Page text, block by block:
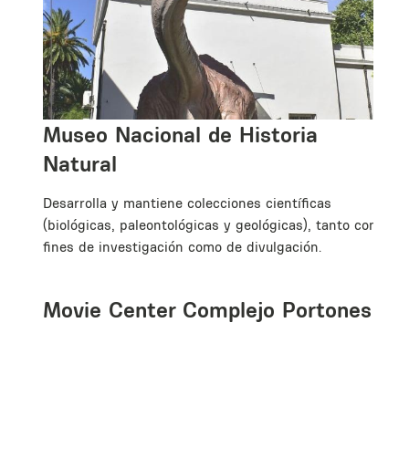
Museo Nacional de Historia
Natural
Desarrolla y mantiene colecciones científicas
(biológicas, paleontológicas y geológicas), tanto con
fines de investigación como de divulgación.
Movie Center Complejo Portones